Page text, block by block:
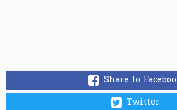
Share to
Twitter